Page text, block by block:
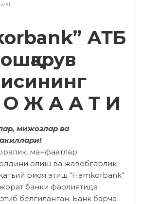
АТБ
Ж А А Т И
мижозлар ва
манфаатлар
олиш ва жавобгарлик
риоя этиш “Hamkorbank”
банки фаолиятида
белгиланган. Банк барча